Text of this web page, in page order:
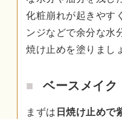
化粧崩れが起きやす
ンジなどで余分な水
焼け止めを塗りまし
ベースメイク
まずは 日焼け止めで